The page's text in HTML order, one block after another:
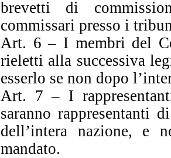
brevetti di
commissari presso i
Art. 6 – I membri del
rieletti alla successiva
esserlo se non dopo
Art. 7 – I
saranno rappresentanti
dell’intera nazione, e
mandato.